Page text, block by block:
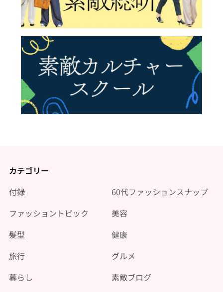
カテゴリー
付録
60代ファッションスナップ
ファッショントピック
美容
髪型
健康
旅行
グルメ
暮らし
素敵ブログ